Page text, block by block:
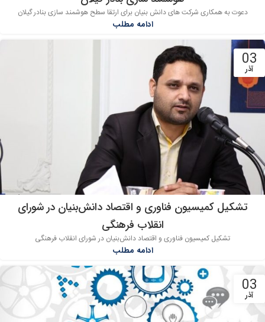
دعوت به همکاری شرکت های دانش بنیان برای ارتقا سطح هوشمند سازی بنادر گیلان
ادامه مطلب
03
آذر
تشکیل کمیسیون فناوری و اقتصاد دانش‌بنیان در شورای
انقلاب فرهنگی
تشکیل کمیسیون فناوری و اقتصاد دانش‌بنیان در شورای انقلاب فرهنگی
ادامه مطلب
03
آذر